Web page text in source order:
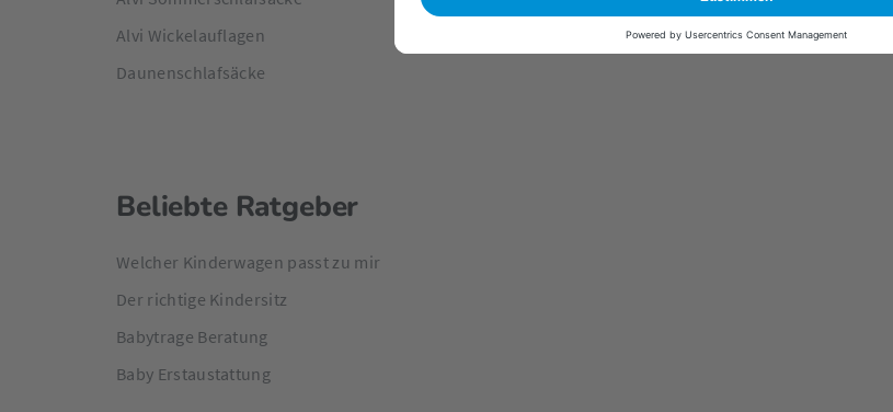
Alvi Wickelauflagen
Daunenschlafsäcke
Beliebte Ratgeber
Welcher Kinderwagen passt zu mir
Der richtige Kindersitz
Babytrage Beratung
Baby Erstaustattung